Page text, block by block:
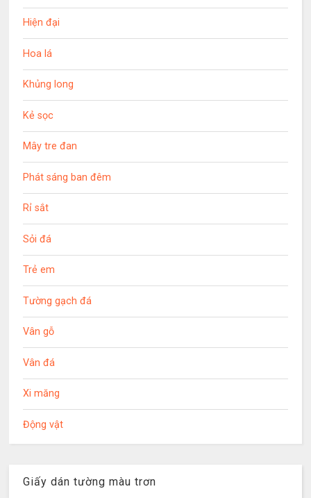
Hiện đại
Hoa lá
Khủng long
Kẻ sọc
Mây tre đan
Phát sáng ban đêm
Rỉ sắt
Sỏi đá
Trẻ em
Tường gạch đá
Vân gỗ
Vân đá
Xi măng
Động vật
Giấy dán tường màu trơn